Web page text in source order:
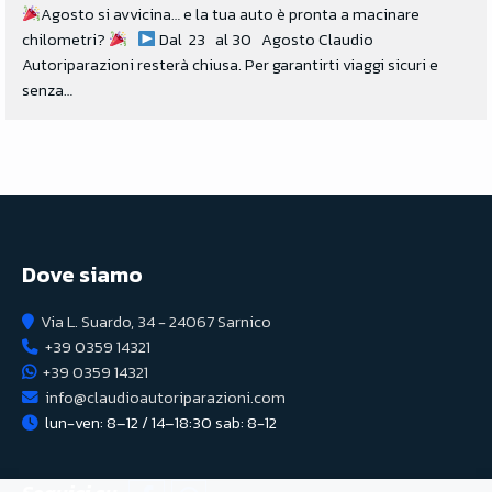
Agosto si avvicina… e la tua auto è pronta a macinare
chilometri?
Dal 23 al 30 Agosto Claudio
Autoriparazioni resterà chiusa. Per garantirti viaggi sicuri e
senza…
Dove siamo
Via L. Suardo, 34 - 24067 Sarnico
+39 0359 14321
+39 0359 14321
info@claudioautoriparazioni.com
lun-ven: 8–12 / 14–18:30 sab: 8-12